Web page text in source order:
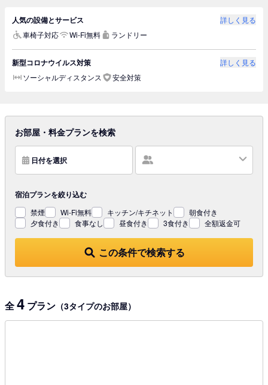
人気の設備とサービス
詳しく見る
車椅子対応
Wi-Fi無料 ランドリー
新型コロナウイルス対策
詳しく見る
ソーシャルディスタンス
安全対策
お部屋・料金プランを検索
日付を選択
この条件で検索する
宿泊プランを絞り込む
禁煙 Wi-Fi無料 キッチン/キチネット
朝食付き
夕食付き
食事なし 昼食付き 3食付き 全額返金可
全4 プラン （3タイプのお部屋）